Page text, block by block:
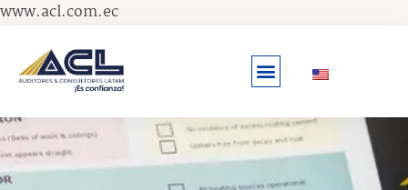
www.acl.com.ecIr
contenido